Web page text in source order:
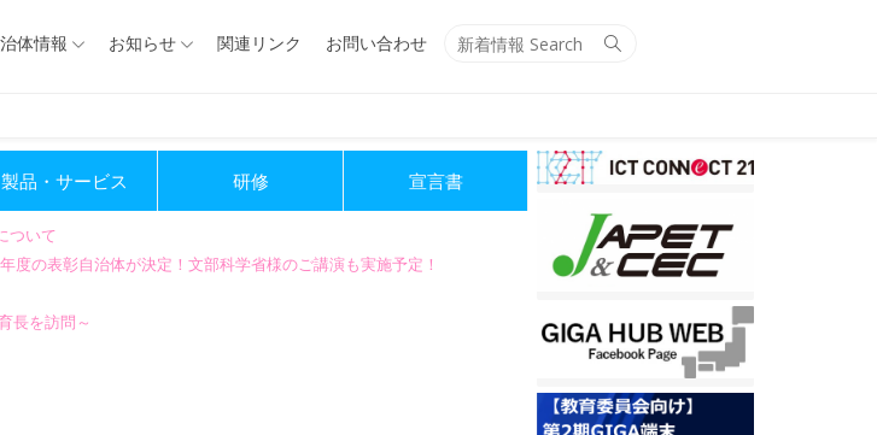
Search
体情報 お知らせ 関連リンク お問い合わせ
製品・サービス 研修 宣言書
ついて
度の表彰自治体が決定！文部科学省様のご講演も実施予定！
長を訪問～